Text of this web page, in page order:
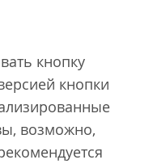
кнопку
кнопки
возможно,